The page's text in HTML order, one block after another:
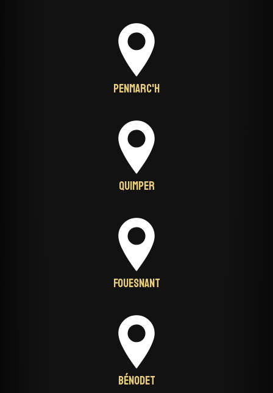
Penmarc'h
Quimper
Fouesnant
Bénodet